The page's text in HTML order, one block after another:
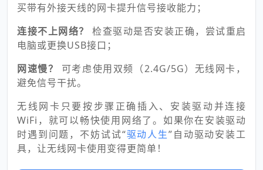
买带有外接天线的网卡提升信号接收能力；
连接不上网络？ 检查驱动是否安装正确，尝试重启
电脑或更换USB接口；
网速慢？ 可考虑使用双频（2.4G/5G）无线网卡，
避免信号干扰。
无线网卡只要按步骤正确插入、安装驱动并连接
WiFi，就可以畅快使用网络了。如果你在安装驱动
时遇到问题，不妨试试“驱动人生”自动驱动安装工
具，让无线网卡使用变得更简单！